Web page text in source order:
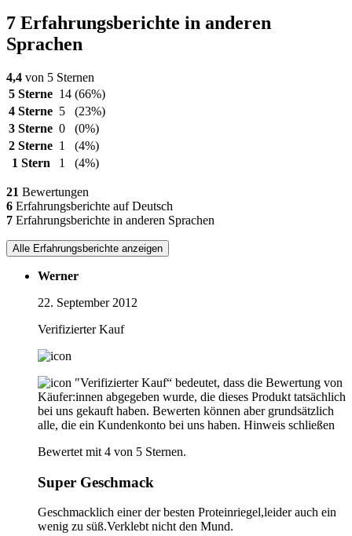
7 Erfahrungsberichte in anderen
Sprachen
4,4 von 5 Sternen
5 Sterne 14 (66%)
4 Sterne 5
(23%)
3 Sterne 0
(0%)
2 Sterne 1
(4%)
1 Stern
1 (4%)
21 Bewertungen
6 Erfahrungsberichte auf Deutsch
7 Erfahrungsberichte in anderen Sprachen
Alle Erfahrungsberichte anzeigen
Werner
22. September 2012
Verifizierter Kauf
"Verifizierter Kauf“ bedeutet, dass die Bewertung von
Käufer:innen abgegeben wurde, die dieses Produkt tatsächlich
bei uns gekauft haben. Bewerten können aber grundsätzlich
alle, die ein Kundenkonto bei uns haben. Hinweis schließen
Bewertet mit 4 von 5 Sternen.
Super Geschmack
Geschmacklich einer der besten Proteinriegel,leider auch ein
wenig zu süß.Verklebt nicht den Mund.